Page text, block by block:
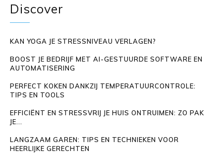
Discover
KAN YOGA JE STRESSNIVEAU VERLAGEN?
BOOST JE BEDRIJF MET AI-GESTUURDE SOFTWARE EN
AUTOMATISERING
PERFECT KOKEN DANKZIJ TEMPERATUURCONTROLE:
TIPS EN TOOLS
EFFICIËNT EN STRESSVRIJ JE HUIS ONTRUIMEN: ZO PAK
JE...
LANGZAAM GAREN: TIPS EN TECHNIEKEN VOOR
HEERLIJKE GERECHTEN